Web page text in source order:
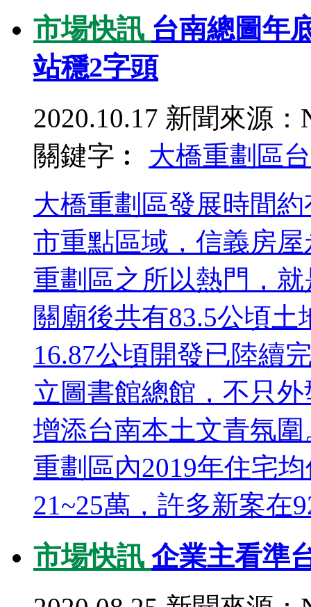
市場快訊 台南總圖年
站穩2字頭
2020.10.17 新聞來源：
關鍵字︰ 大橋重劃區
大橋重劃區發展時間
市重點區域，信義房
重劃區之所以熱門，
關廟後共有83.5公頃
16.87公頃開發已陸續
立圖書館總館，不只
增添台南本土文青氛
重劃區內2019年住宅
21~25萬，許多新案在
市場快訊 企業主看準